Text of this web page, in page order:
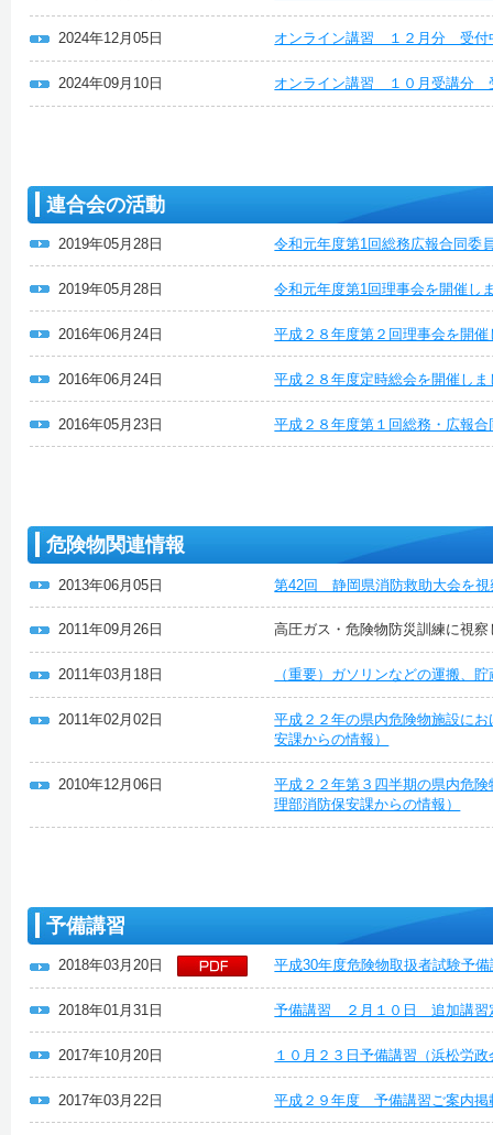
2024年12月05日 オンライン講習 １２月分 受付
2024年09月10日 オンライン講習 １０月受講分
連合会の活動
2019年05月28日 令和元年度第1回総務広報合同委
2019年05月28日 令和元年度第1回理事会を開催し
2016年06月24日 平成２８年度第２回理事会を開催
2016年06月24日 平成２８年度定時総会を開催しま
2016年05月23日 平成２８年度第１回総務・広報
危険物関連情報
2013年06月05日 第42回 静岡県消防救助大会を視
2011年09月26日 高圧ガス・危険物防災訓練に視察
2011年03月18日 （重要）ガソリンなどの運搬、
2011年02月02日
平成２２年の県内危険物施設に
安課からの情報）
2010年12月06日
平成２２年第３四半期の県内危
理部消防保安課からの情報）
予備講習
2018年03月20日 平成30年度危険物取扱者試験予
2018年01月31日 予備講習 ２月１０日 追加講習
2017年10月20日 １０月２３日予備講習（浜松労
2017年03月22日 平成２９年度 予備講習ご案内掲